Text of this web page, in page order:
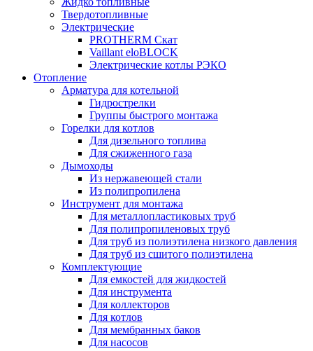
Твердотопливные
Электрические
PROTHERM Скат
Vaillant eloBLOCK
Электрические котлы РЭКО
Отопление
Арматура для котельной
Гидрострелки
Группы быстрого монтажа
Горелки для котлов
Для дизельного топлива
Для сжиженного газа
Дымоходы
Из нержавеющей стали
Из полипропилена
Инструмент для монтажа
Для металлопластиковых труб
Для полипропиленовых труб
Для труб из полиэтилена низкого давления
Для труб из сшитого полиэтилена
Комплектующие
Для емкостей для жидкостей
Для инструмента
Для коллекторов
Для котлов
Для мембранных баков
Для насосов